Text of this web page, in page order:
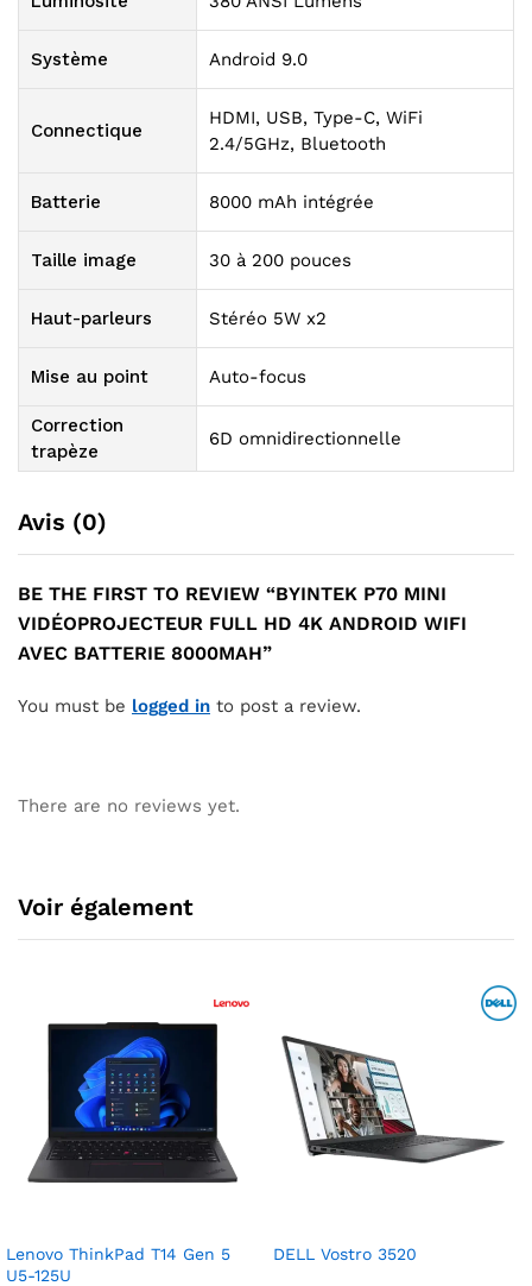
Système Android 9.0
Connectique
HDMI, USB, Type-C, WiFi
2.4/5GHz, Bluetooth
Batterie 8000 mAh intégrée
Taille image 30 à 200 pouces
Haut-parleurs Stéréo 5W x2
Mise au point Auto-focus
Correction
trapèze
6D omnidirectionnelle
Avis (0)
BE THE FIRST TO REVIEW “BYINTEK P70 MINI
VIDÉOPROJECTEUR FULL HD 4K ANDROID WIFI
AVEC BATTERIE 8000MAH”
You must be logged in to post a review.
There are no reviews yet.
Voir également
Lenovo ThinkPad T14 Gen 5
U5-125U
DELL Vostro 3520